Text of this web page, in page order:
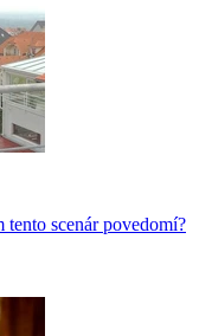
tento scenár povedomí?